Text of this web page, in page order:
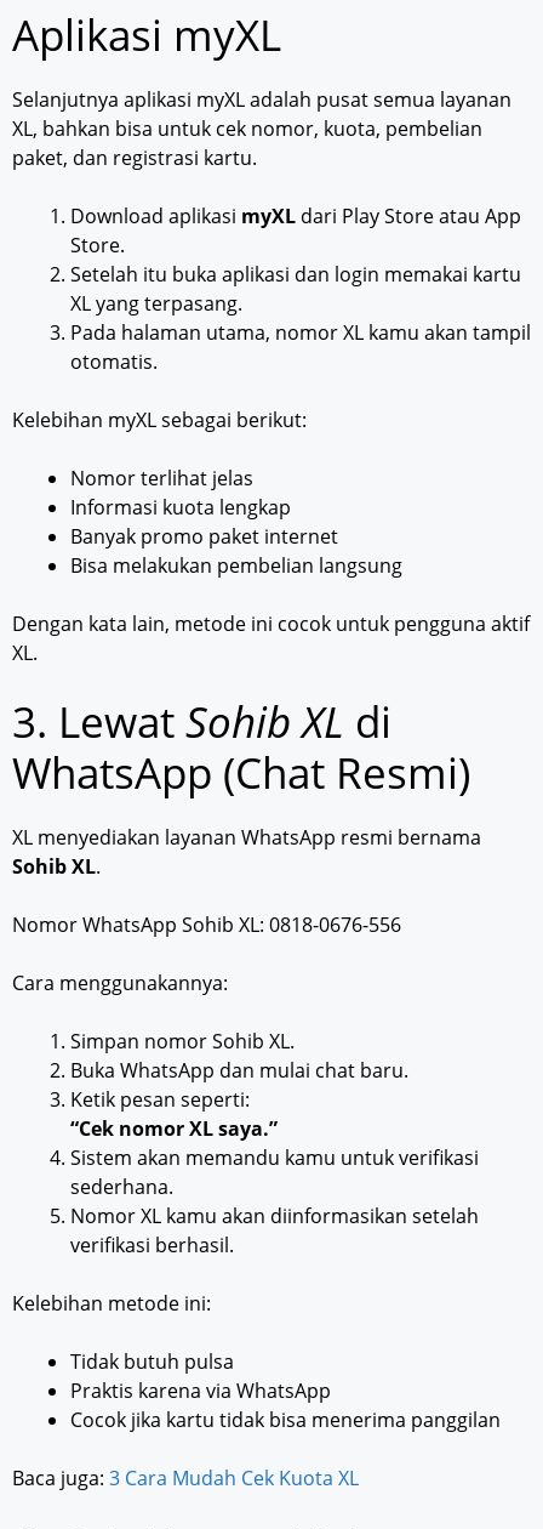
Aplikasi myXL
Selanjutnya aplikasi myXL adalah pusat semua layanan
XL, bahkan bisa untuk cek nomor, kuota, pembelian
paket, dan registrasi kartu.
Download aplikasi myXL dari Play Store atau App
Store.
Setelah itu buka aplikasi dan login memakai kartu
XL yang terpasang.
Pada halaman utama, nomor XL kamu akan tampil
otomatis.
Kelebihan myXL sebagai berikut:
Nomor terlihat jelas
Informasi kuota lengkap
Banyak promo paket internet
Bisa melakukan pembelian langsung
Dengan kata lain, metode ini cocok untuk pengguna aktif
XL.
3. LewatSohib XL di
WhatsApp (Chat Resmi)
XL menyediakan layanan WhatsApp resmi bernama
Sohib XL.
Nomor WhatsApp Sohib XL: 0818-0676-556
Cara menggunakannya:
Simpan nomor Sohib XL.
Buka WhatsApp dan mulai chat baru.
Ketik pesan seperti:
“Cek nomor XL saya.”
Sistem akan memandu kamu untuk verifikasi
sederhana.
Nomor XL kamu akan diinformasikan setelah
verifikasi berhasil.
Kelebihan metode ini:
Tidak butuh pulsa
Praktis karena via WhatsApp
Cocok jika kartu tidak bisa menerima panggilan
Baca juga: 3 Cara Mudah Cek Kuota XL